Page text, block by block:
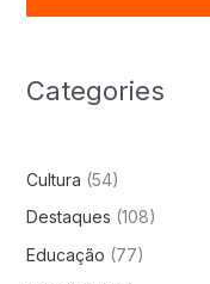
Categories
Cultura (54)
Destaques (108)
Educação (77)